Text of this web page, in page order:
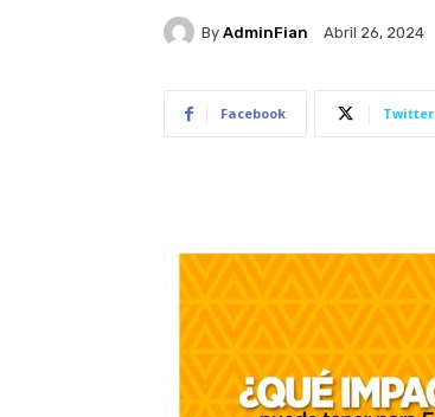
By AdminFian Abril 26, 2024
Facebook Twitter